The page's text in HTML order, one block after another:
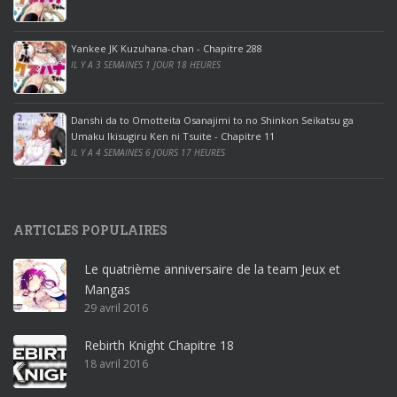
o
o
ff
i
c
e
2
0
1
r
o
ff
i
c
e
3
Yankee JK Kuzuhana-chan - Chapitre 288
IL Y A 3 SEMAINES 1 JOUR 18 HEURES
Danshi da to Omotteita Osanajimi to no Shinkon Seikatsu ga
Umaku Ikisugiru Ken ni Tsuite - Chapitre 11
IL Y A 4 SEMAINES 6 JOURS 17 HEURES
ARTICLES POPULAIRES
Le quatrième anniversaire de la team Jeux et
Mangas
29 avril 2016
Rebirth Knight Chapitre 18
18 avril 2016